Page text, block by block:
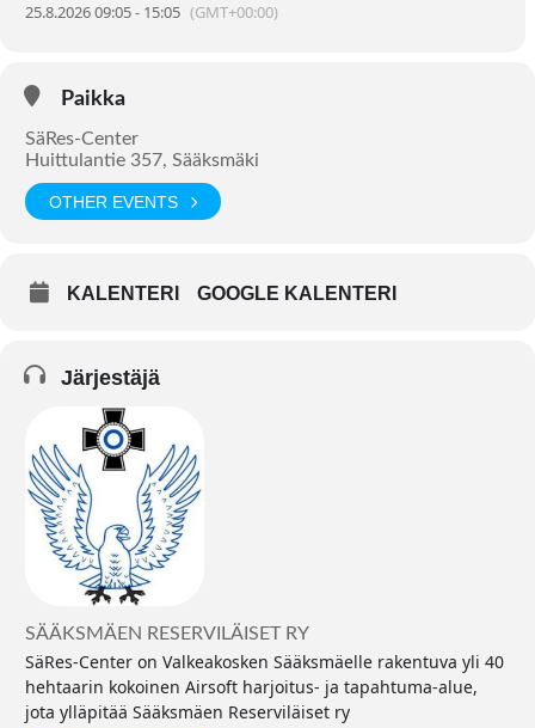
25.8.2026 09:05 - 15:05 (GMT+00:00)
Paikka
SäRes-Center
Huittulantie 357, Sääksmäki
OTHER EVENTS
KALENTERI GOOGLE KALENTERI
Järjestäjä
SÄÄKSMÄEN RESERVILÄISET RY
SäRes-Center on Valkeakosken Sääksmäelle rakentuva yli 40
hehtaarin kokoinen Airsoft harjoitus- ja tapahtuma-alue,
jota ylläpitää Sääksmäen Reserviläiset ry